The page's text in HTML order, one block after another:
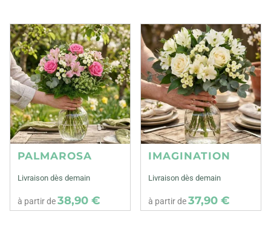
PALMAROSA
Livraison dès demain
à partir de38,90 €
IMAGINATION
Livraison dès demain
à partir de37,90 €